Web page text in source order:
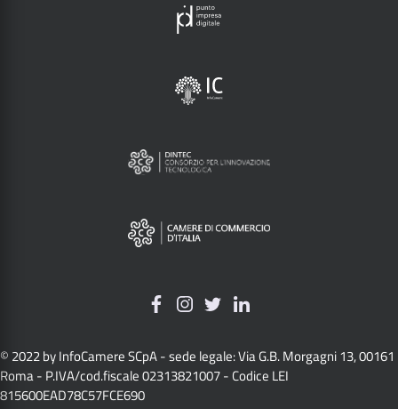
© 2022 by InfoCamere SCpA - sede legale: Via G.B. Morgagni 13, 00161
Roma - P.IVA/cod.fiscale 02313821007 - Codice LEI
815600EAD78C57FCE690